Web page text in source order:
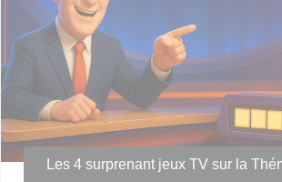
Les 4 surprenant jeux TV sur la